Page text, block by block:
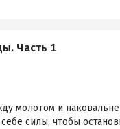
Часть 1
молотом и
силы, чтобы